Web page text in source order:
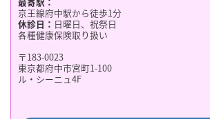
京王線府中駅から徒歩1分
休診日： 日曜日、祝祭日
各種健康保険取り扱い
〒183-0023
東京都府中市宮町1-100
ル・シーニュ4F